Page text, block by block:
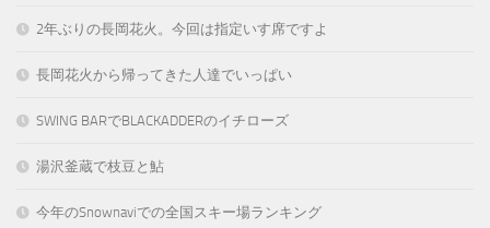
2年ぶりの長岡花火。今回は指定いす席ですよ
長岡花火から帰ってきた人達でいっぱい
SWING BARでBLACKADDERのイチローズ
湯沢釜蔵で枝豆と鮎
今年のSnownaviでの全国スキー場ランキング